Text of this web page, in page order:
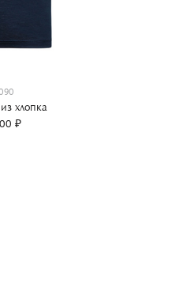
хлопка
₽